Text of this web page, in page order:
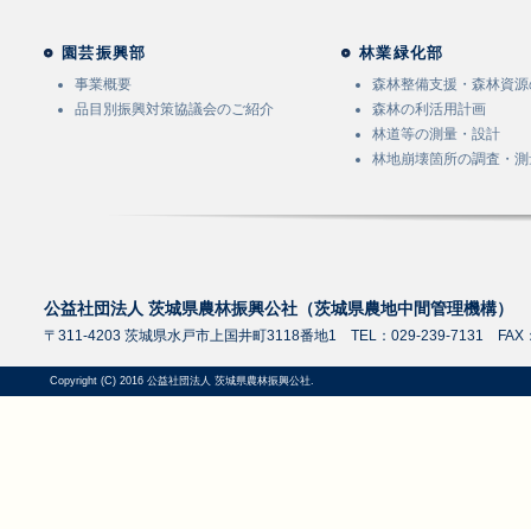
園芸振興部
事業概要
品目別振興対策協議会のご紹介
林業緑化部
森林整備支援・森林資
森林の利活用計画
林道等の測量・設計
林地崩壊箇所の調査・
公益社団法人 茨城県農林振興公社（茨城県農地中間管理機構）
〒311-4203 茨城県水戸市上国井町3118番地1 TEL：029-239-7131 FAX
Copyright (C) 2016 公益社団法人 茨城県農林振興公社.